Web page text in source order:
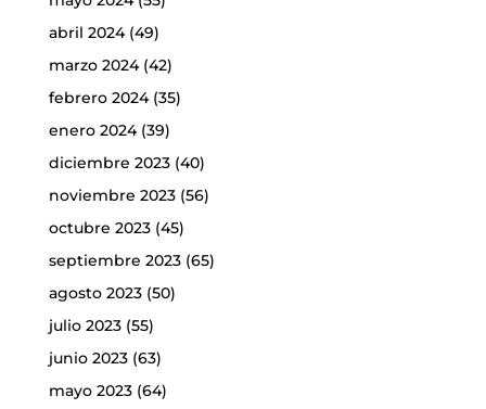
abril 2024(49)
marzo 2024(42)
febrero 2024(35)
enero 2024(39)
diciembre 2023(40)
noviembre 2023(56)
octubre 2023(45)
septiembre 2023(65)
agosto 2023(50)
julio 2023(55)
junio 2023(63)
mayo 2023(64)